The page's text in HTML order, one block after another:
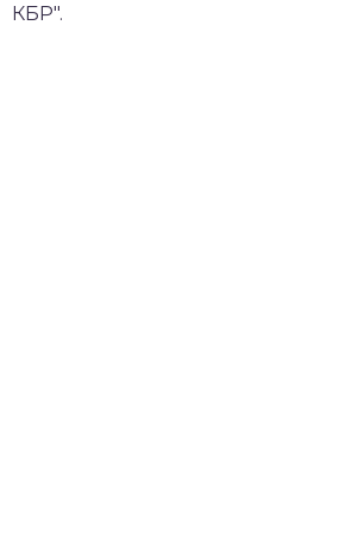
КБР".